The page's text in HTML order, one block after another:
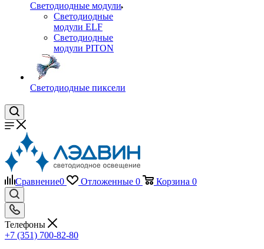
Светодиодные модули
Светодиодные
модули ELF
Светодиодные
модули PITON
Светодиодные пиксели
Сравнение0 Отложенные 0 Корзина 0
Телефоны
+7 (351) 700-82-80